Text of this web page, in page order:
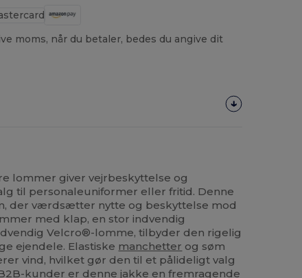
moms, når du betaler, bedes du angive dit
lommer giver vejrbeskyttelse og
til personaleuniformer eller fritid. Denne
der værdsætter nytte og beskyttelse mod
med klap, en stor indvendig
Velcro®-lomme, tilbyder den rigelig
ejendele. Elastiske manchetter og søm
vind, hvilket gør den til et pålideligt valg
kunder er denne jakke en fremragende